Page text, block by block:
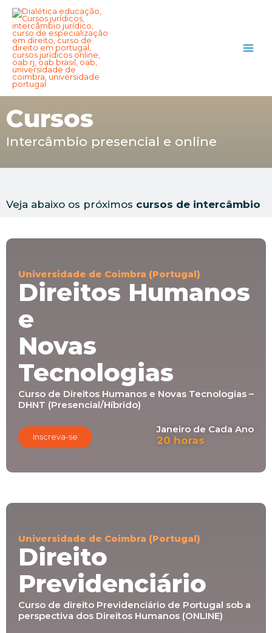
Cursos
Intercâmbio presencial e online
Veja abaixo os próximos cursos de intercâmbio
Universidade de Coimbra (Portugal)​
Direitos Humanos
e
Novas
Tecnologias
Curso de Direitos Humanos e Novas Tecnologias –
DHNT (Presencial/Híbrido)
Inscreva-se
Janeiro de Cada Ano
20 horas
Universidade de Coimbra (Portugal)
Direito
Previdenciário
Curso de direito Previdenciário de Portugal sob a
perspectiva dos Direitos Humanos (ONLINE)